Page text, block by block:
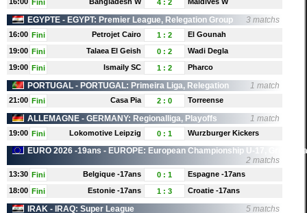
Fini 4 : 2
EGYPTE - EGYPT: Premier League, Relegation Group 3 matchs
16:00 Fini Petrojet Cairo 1 : 2
El Gounah
19:00
Fini Talaea El Geish 0 : 2
Wadi Degla
19:00
Fini Ismaily SC 1 : 2 Pharco
PORTUGAL - PORTUGAL: Primeira Liga, Relegation 1 match
21:00 Fini Casa Pia 2 : 0 Torreense
ALLEMAGNE - GERMANY: Regionalliga, Playoffs 1 match
19:00 Fini Lokomotive Leipzig 0 : 1 Wurzburger Kickers
EURO 2026 -19ans - EUROPE: European Championship U-17, Group
2 matchs
13:30 Fini Belgique -17ans 0 : 1
Espagne -17ans
18:00
Fini Estonie -17ans 1 : 3 Croatie -17ans
IRAK - IRAQ: Super League 5 matchs